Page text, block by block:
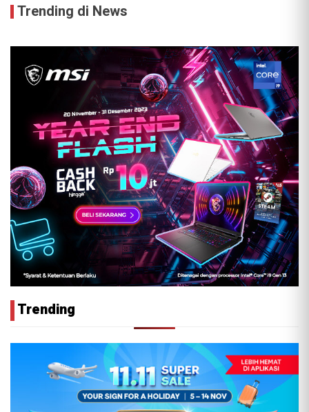
Trending di News
Trending